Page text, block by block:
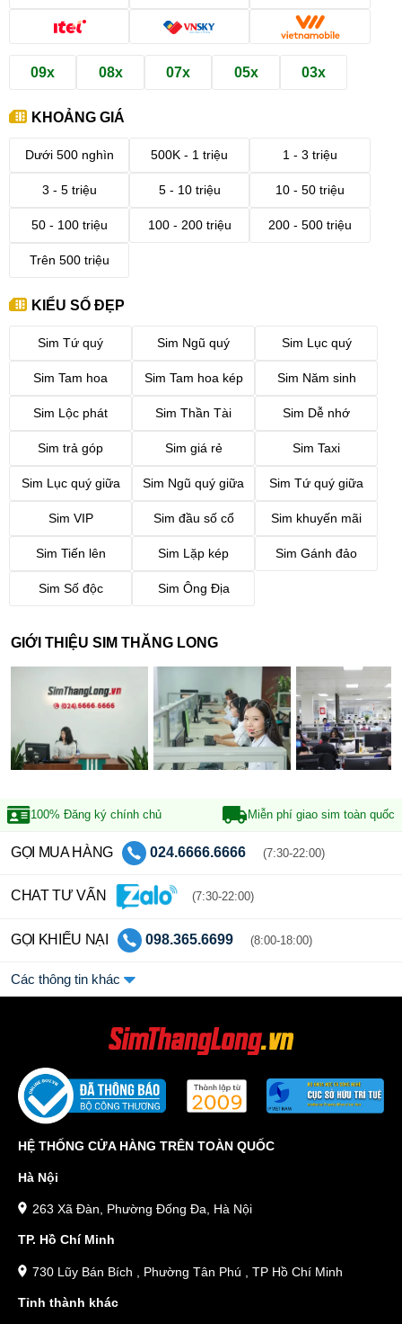
09x 08x 07x 05x 03x
KHOẢNG GIÁ
Dưới 500 nghìn 500K - 1 triệu 1 - 3 triệu
3 - 5 triệu 5 - 10 triệu 10 - 50 triệu
50 - 100 triệu 100 - 200 triệu 200 - 500 triệu
Trên 500 triệu
KIỂU SỐ ĐẸP
Sim Tứ quý Sim Ngũ quý Sim Lục quý
Sim Tam hoa Sim Tam hoa kép Sim Năm sinh
Sim Lộc phát Sim Thần Tài Sim Dễ nhớ
Sim trả góp Sim giá rẻ Sim Taxi
Sim Lục quý giữa Sim Ngũ quý giữa Sim Tứ quý giữa
Sim VIP Sim đầu số cổ Sim khuyến mãi
Sim Tiến lên Sim Lặp kép Sim Gánh đảo
Sim Số độc Sim Ông Địa
GIỚI THIỆU SIM THĂNG LONG
100% Đăng ký chính chủ Miễn phí giao sim toàn quốc
GỌI MUA HÀNG 024.6666.6666 (7:30-22:00)
CHAT TƯ VẤN (7:30-22:00)
GỌI KHIẾU NẠI 098.365.6699 (8:00-18:00)
Các thông tin khác
HỆ THỐNG CỬA HÀNG TRÊN TOÀN QUỐC
Hà Nội
263 Xã Đàn, Phường Đống Đa, Hà Nội
TP. Hồ Chí Minh
730 Lũy Bán Bích , Phường Tân Phú , TP Hồ Chí Minh
Tỉnh thành khác